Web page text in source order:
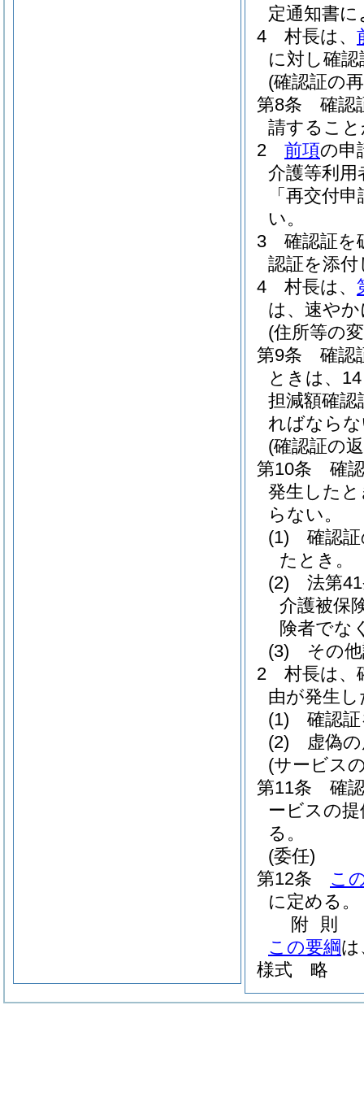
定通知書
4
村長は、
に対し確
(確認証の
第8条
確認
請するこ
2
前項の申
介護等利用
「再交付
い。
3
確認証を
認証を添
4
村長は、
は、速や
(住所等の
第9条
確認
ときは、
担減額確認
ればなら
(確認証の
第10条
確
発生した
らない。
(1)
確認
たとき。
(2)
法第
介護被保
険者でな
(3)
その
2
村長は、
由が発生
(1)
確認
(2)
虚偽
(サービス
第11条
確
ービスの
る。
(委任)
第12条
こ
に定める。
附 則
この要綱は
様式 略